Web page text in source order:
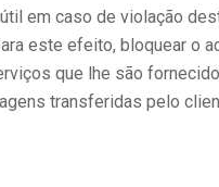
em caso de violação
este efeito, bloquear
que lhe são
transferidas pelo